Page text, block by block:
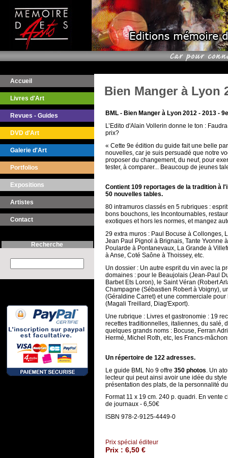
Accueil
Livres d'Art
Revues - Guides
DVD d'Art
Galerie d'Art
Portfolios
Expositions
Artistes
Contact
Recherche
Bien Manger à Lyon
BML - Bien Manger à Lyon 2012 - 2013 -
L’Edito d'Alain Vollerin donne le ton :
prix?
« Cette 9e édition du guide fait une belle
nouvelles, car je suis persuadé que notre
proposer du changement, du neuf, pour
tester, à comparer... Beaucoup de jeunes
Contient 109 reportages de la tradition à
50 nouvelles tables.
80 intramuros classés en 5 rubriques :
bons bouchons, les Incontournables,
exotiques et hors les normes, et mangez
29 extra muros : Paul Bocuse à Collonges,
Jean Paul Pignol à Brignais, Tante Yvonne
Poularde à Pontanevaux, La Grande à
à Anse, Coté Saône à Thoissey, etc.
Un dossier : Un autre esprit du vin avec la
domaines : pour le Beaujolais (Jean-Paul
Barbet Ets Loron), le Saint Véran (Robert
Champagne (Sébastien Robert à Voigny),
(Géraldine Carret) et une commerciale
(Magali Treillard, Diag'Export).
Une rubrique : Livres et gastronomie : 19
recettes traditionnelles, italiennes, du salé,
quelques grands noms : Bocuse, Ferran
Hermé, Michel Roth, etc, les Francs-
Un répertoire de 122 adresses.
Le guide BML No 9 offre 350 photos . Un
lecteur qui peut ainsi avoir une idée du
présentation des plats, de la personnalité
Format 11 x 19 cm. 240 p. quadri. En vente
de journaux - 6,50€
ISBN 978-2-9125-4449-0
Prix spécial éditeur
Prix : 6,50 €